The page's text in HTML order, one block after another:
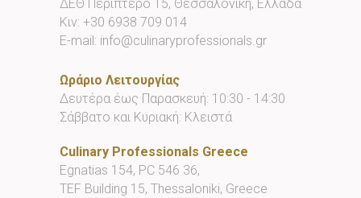
ΔΕΘ Περίπτερο 15, Θεσσαλονίκη, Ελλάδα
Κιν: +30 6938 709 014
E-mail: info@culinaryprofessionals.gr
Ωράριο Λειτουργίας
Δευτέρα έως Παρασκευή: 10:30 - 14:30
Σάββατο και Κυριακή: Κλειστά
Culinary Professionals Greece
Egnatias 154, PC 546 36,
TEF Building 15, Thessaloniki, Greece